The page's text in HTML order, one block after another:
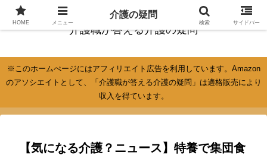
介護職が答える介護の疑問
※このホームぺージにはアフィリエイト広告を利用しています。Amazon
のアソシエイトとして、「介護職が答える介護の疑問」は適格販売により
収入を得ています。
【気になる介護？ニュース】特養で集団食
HOME メニュー
介護の疑問
検索 サイドバー